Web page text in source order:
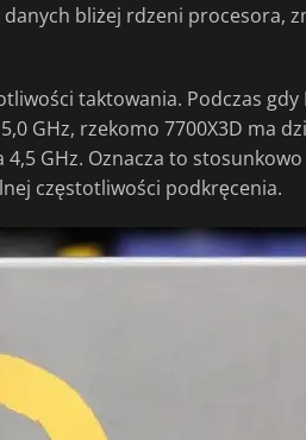
bliżej rdzeni procesora,
taktowania. Podczas gdy
GHz, rzekomo 7700X3D ma
GHz. Oznacza to
częstotliwości podkręcenia.